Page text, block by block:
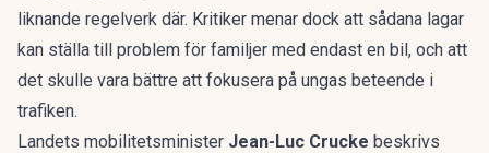
liknande regelverk där. Kritiker menar dock att sådana lagar
kan ställa till problem för familjer med endast en bil, och att
det skulle vara bättre att fokusera på ungas beteende i
trafiken.
Landets mobilitetsminister Jean-Luc Crucke beskrivs